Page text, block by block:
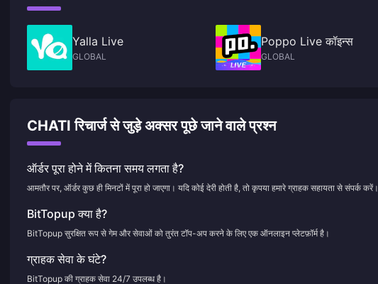
Yalla Live
GLOBAL
Poppo Live कॉइन्स
GLOBAL
CHATI रिचार्ज से जुड़े अक्सर पूछे जाने वाले प्रश्न
ऑर्डर पूरा होने में कितना समय लगता है?
आमतौर पर, ऑर्डर कुछ ही मिनटों में पूरा हो जाएगा। यदि कोई देरी होती है, तो कृपया हमारे ग्राहक सहायता से संपर्क करें।
BitTopup क्या है?
BitTopup सुरक्षित रूप से गेम और सेवाओं को तुरंत टॉप-अप करने के लिए एक ऑनलाइन प्लेटफ़ॉर्म है।
ग्राहक सेवा के घंटे?
BitTopup की ग्राहक सेवा 24/7 उपलब्ध है।